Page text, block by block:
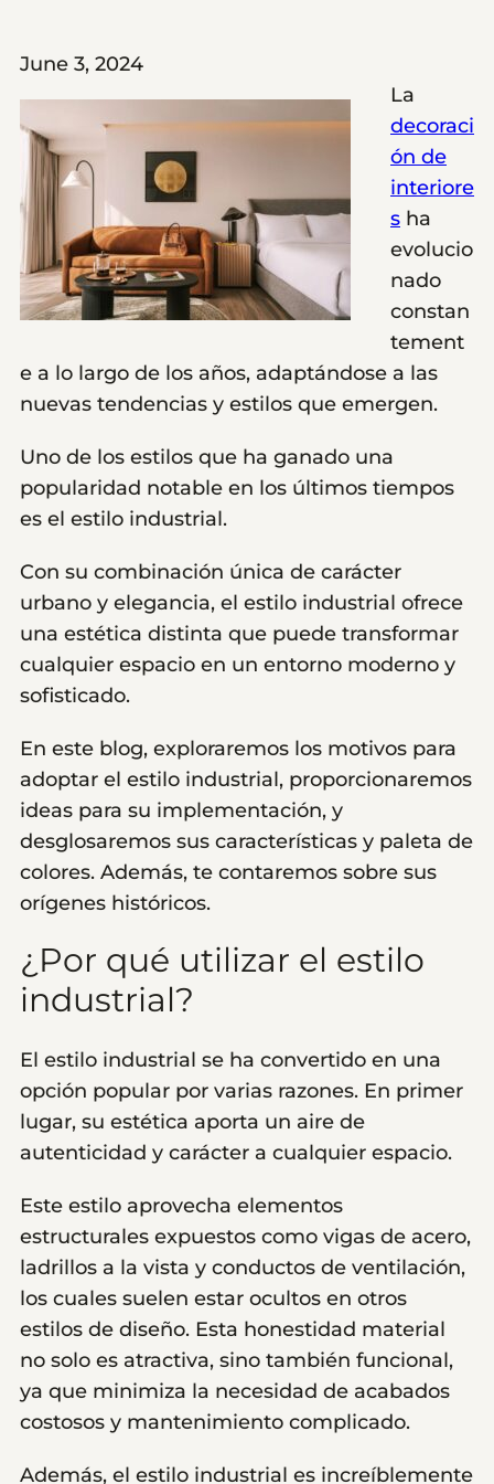
June 3, 2024
La
decoraci
ón de
interiore
s ha
evolucio
nado
constan
tement
e a lo largo de los años, adaptándose a las
nuevas tendencias y estilos que emergen.
Uno de los estilos que ha ganado una
popularidad notable en los últimos tiempos
es el estilo industrial.
Con su combinación única de carácter
urbano y elegancia, el estilo industrial ofrece
una estética distinta que puede transformar
cualquier espacio en un entorno moderno y
sofisticado.
En este blog, exploraremos los motivos para
adoptar el estilo industrial, proporcionaremos
ideas para su implementación, y
desglosaremos sus características y paleta de
colores. Además, te contaremos sobre sus
orígenes históricos.
¿Por qué utilizar el estilo
industrial?
El estilo industrial se ha convertido en una
opción popular por varias razones. En primer
lugar, su estética aporta un aire de
autenticidad y carácter a cualquier espacio.
Este estilo aprovecha elementos
estructurales expuestos como vigas de acero,
ladrillos a la vista y conductos de ventilación,
los cuales suelen estar ocultos en otros
estilos de diseño. Esta honestidad material
no solo es atractiva, sino también funcional,
ya que minimiza la necesidad de acabados
costosos y mantenimiento complicado.
Además, el estilo industrial es increíblemente